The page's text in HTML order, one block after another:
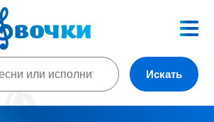
Искать